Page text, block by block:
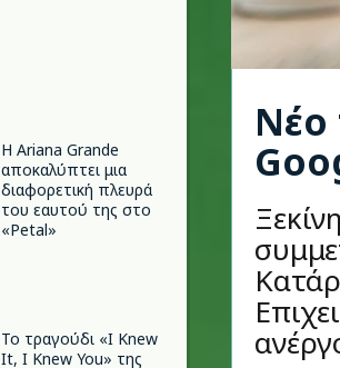
Η Ariana Grande
αποκαλύπτει μια
διαφορετική πλευρά
του εαυτού της στο
«Petal»
Το τραγούδι «I Knew
It, I Knew You» της
Νέο